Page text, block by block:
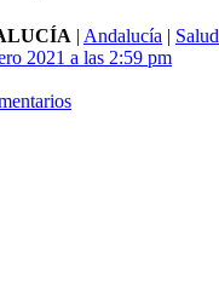
| Andalucía | Salud
2021 a las 2:59 pm